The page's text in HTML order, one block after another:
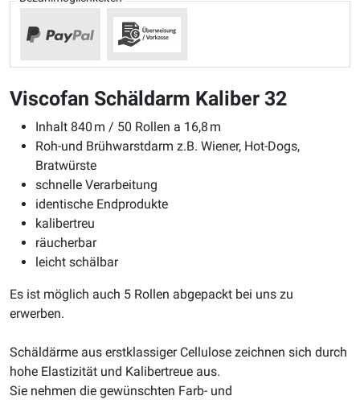
Viscofan Schäldarm Kaliber 32
Inhalt 840 m / 50 Rollen a 16,8 m
Roh-und Brühwarstdarm z.B. Wiener, Hot-Dogs,
Bratwürste
schnelle Verarbeitung
identische Endprodukte
kalibertreu
räucherbar
leicht schälbar
Es ist möglich auch 5 Rollen abgepackt bei uns zu
erwerben.
Schäldärme aus erstklassiger Cellulose zeichnen sich durch
hohe Elastizität und Kalibertreue aus.
Sie nehmen die gewünschten Farb- und